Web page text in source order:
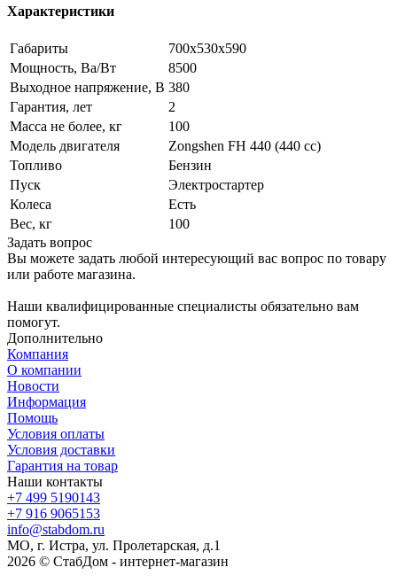
Характеристики
Габариты
700х530х590
Мощность, Ва/Вт
8500
Выходное напряжение, В 380
Гарантия, лет
2
Масса не более, кг
100
Модель двигателя
Zongshen FH 440 (440 cc)
Топливо
Бензин
Пуск
Электростартер
Колеса
Есть
Вес, кг
100
Задать вопрос
Вы можете задать любой интересующий вас вопрос по товару
или работе магазина.
Наши квалифицированные специалисты обязательно вам
помогут.
Дополнительно
Компания
О компании
Новости
Информация
Помощь
Условия оплаты
Условия доставки
Гарантия на товар
Наши контакты
+7 499 5190143
+7 916 9065153
info@stabdom.ru
МО, г. Истра, ул. Пролетарская, д.1
2026 © СтабДом - интернет-магазин